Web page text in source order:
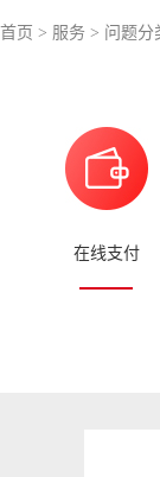
首页 > 服务 > 问题分
在线支付